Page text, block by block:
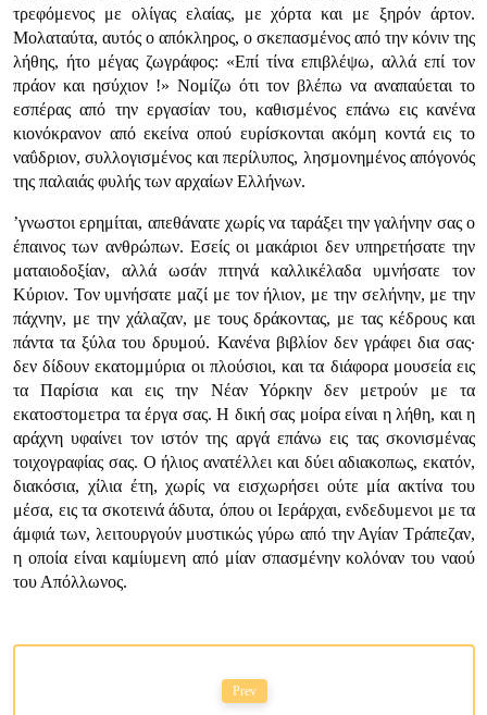
τρεφόμενος με ολίγας ελαίας, με χόρτα και με ξηρόν άρτον.
Μολαταύτα, αυτός ο απόκληρος, ο σκεπασμένος από την κόνιν της
λήθης, ήτο μέγας ζωγράφος: «Επί τίνα επιβλέψω, αλλά επί τον
πράον και ησύχιον !» Νομίζω ότι τον βλέπω να αναπαύεται το
εσπέρας από την εργασίαν του, καθισμένος επάνω εις κανένα
κιονόκρανον από εκείνα οπού ευρίσκονται ακόμη κοντά εις το
ναΰδριον, συλλογισμένος και περίλυπος, λησμονημένος απόγονός
της παλαιάς φυλής των αρχαίων Ελλήνων.
’γνωστοι ερημίται, απεθάνατε χωρίς να ταράξει την γαλήνην σας ο
έπαινος των ανθρώπων. Εσείς οι μακάριοι δεν υπηρετήσατε την
ματαιοδοξίαν, αλλά ωσάν πτηνά καλλικέλαδα υμνήσατε τον
Κύριον. Τον υμνήσατε μαζί με τον ήλιον, με την σελήνην, με την
πάχνην, με την χάλαζαν, με τους δράκοντας, με τας κέδρους και
πάντα τα ξύλα του δρυμού. Κανένα βιβλίον δεν γράφει δια σας·
δεν δίδουν εκατομμύρια οι πλούσιοι, και τα διάφορα μουσεία εις
τα Παρίσια και εις την Νέαν Υόρκην δεν μετρούν με τα
εκατοστομετρα τα έργα σας. Η δική σας μοίρα είναι η λήθη, και η
αράχνη υφαίνει τον ιστόν της αργά επάνω εις τας σκονισμένας
τοιχογραφίας σας. Ο ήλιος ανατέλλει και δύει αδιακοπως, εκατόν,
διακόσια, χίλια έτη, χωρίς να εισχωρήσει ούτε μία ακτίνα του
μέσα, εις τα σκοτεινά άδυτα, όπου οι Ιεράρχαι, ενδεδυμενοι με τα
άμφιά των, λειτουργούν μυστικώς γύρω από την Αγίαν Τράπεζαν,
η οποία είναι καμίυμενη από μίαν σπασμένην κολόναν του ναού
του Απόλλωνος.
Prev